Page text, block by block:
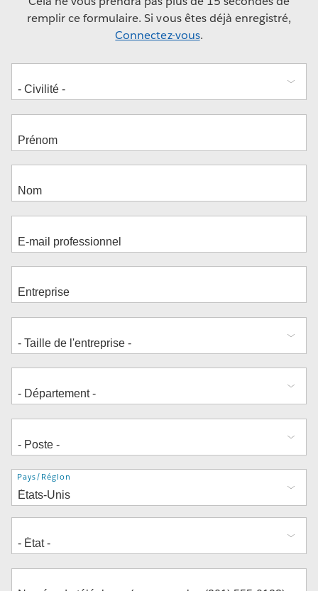
remplir ce formulaire. Si vous êtes déjà enregistré,
Connectez-vous.
Adresse
Pays/Région